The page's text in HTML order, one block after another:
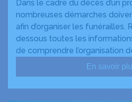
Dans le cadre du décès d’un
nombreuses démarches
afin d’organiser les funérailles.
dessous toutes les
de comprendre l’organisation
En savoir